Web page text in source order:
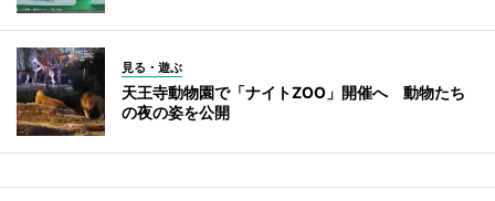
見る・遊ぶ
天王寺動物園で「ナイトZOO」開催へ 動物たち
の夜の姿を公開